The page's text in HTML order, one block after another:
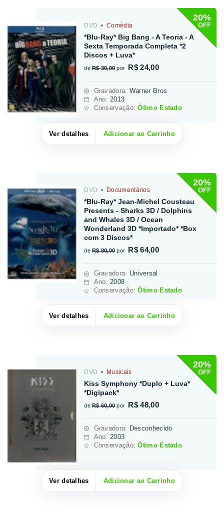
20%
OFF
DVD Comédia
*Blu-Ray* Big Bang - A Teoria - A
Sexta Temporada Completa *2
Discos + Luva*
de R$ 30,00 por R$ 24,00
Gravadora: Warner Bros
Ano: 2013
Conservação:Ótimo Estado
Ver detalhes Adicionar ao Carrinho
20%
OFF
DVD Documentários
*Blu-Ray* Jean-Michel Cousteau
Presents - Sharks 3D / Dolphins
and Whales 3D / Ocean
Wonderland 3D *Importado* *Box
com 3 Discos*
de R$ 80,00 por R$ 64,00
Gravadora: Universal
Ano: 2008
Conservação:Ótimo Estado
Ver detalhes Adicionar ao Carrinho
20%
OFF
DVD Musicais
Kiss Symphony *Duplo + Luva*
*Digipack*
de R$ 60,00 por R$ 48,00
Gravadora: Desconhecido
Ano: 2003
Conservação:Ótimo Estado
Ver detalhes Adicionar ao Carrinho